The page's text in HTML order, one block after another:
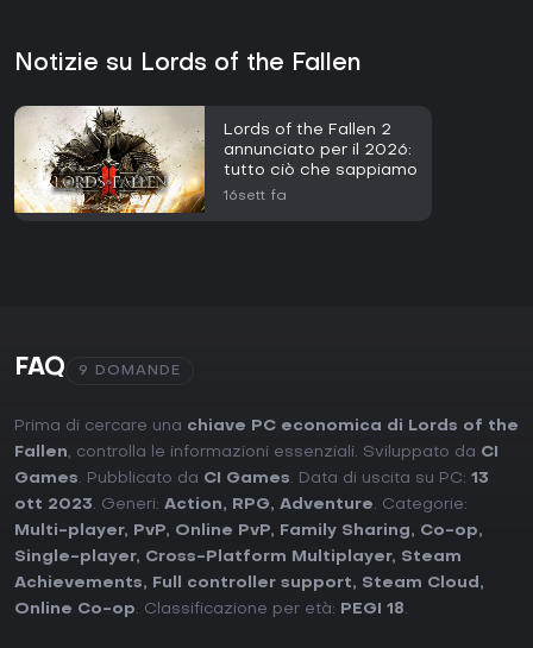
Notizie su Lords of the Fallen
Lords of the Fallen 2
annunciato per il 2026:
tutto ciò che sappiamo
16sett fa
FAQ 9 DOMANDE
Prima di cercare una chiave PC economica di Lords of the
Fallen, controlla le informazioni essenziali. Sviluppato da CI
Games. Pubblicato da CI Games. Data di uscita su PC: 13
ott 2023. Generi: Action, RPG, Adventure. Categorie:
Multi-player, PvP, Online PvP, Family Sharing, Co-op,
Single-player, Cross-Platform Multiplayer, Steam
Achievements, Full controller support, Steam Cloud ,
Online Co-op. Classificazione per età: PEGI 18.